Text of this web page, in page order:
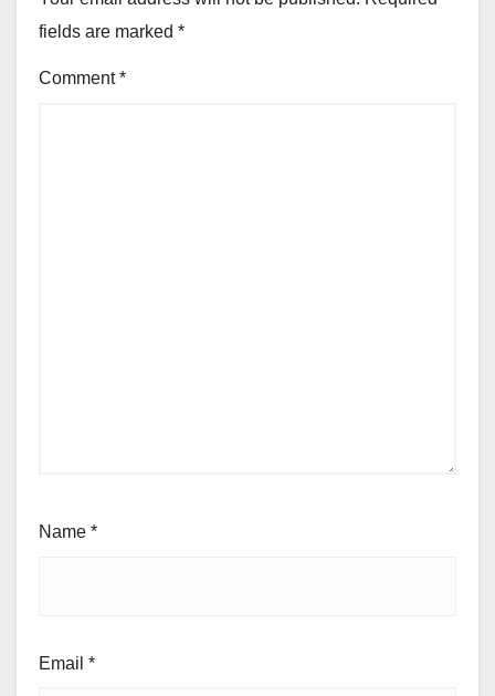
fields are marked *
Comment*
Name *
Email *